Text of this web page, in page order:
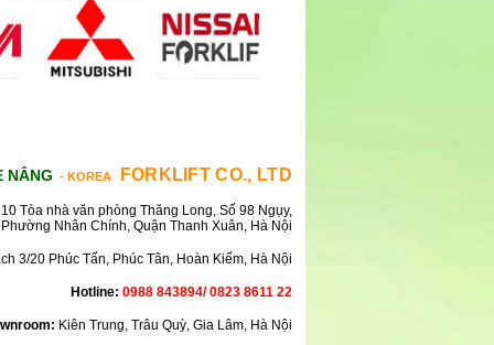
NÂNG - KOREA FORKLIFT CO., LTD
Tòa nhà văn phòng Thăng Long, Số 98 Ngụy,
Phường Nhân Chính, Quận Thanh Xuân, Hà Nội
3/20 Phúc Tấn, Phúc Tân, Hoàn Kiếm, Hà Nội
Hotline: 0988 843894/ 0823 8611 22
Kiên Trung, Trâu Quỳ, Gia Lâm, Hà Nội